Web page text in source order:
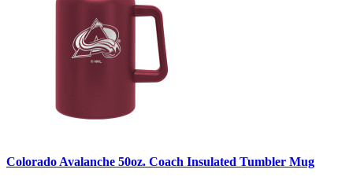
Colorado Avalanche 50oz. Coach Insulated Tumbler Mug